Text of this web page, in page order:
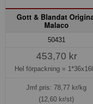
Gott & Blandat
Malaco
50431
453,70 kr
Hel förpackning =
Jmf.pris: 78,77 kr/kg
(12,60 kr/st)